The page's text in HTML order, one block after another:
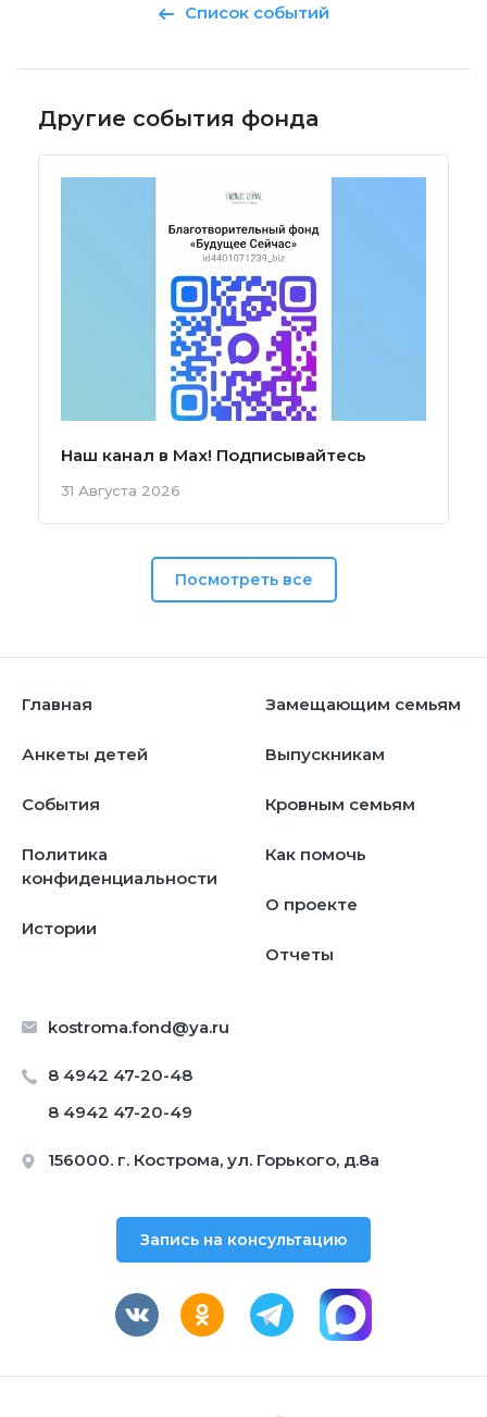
Список событий
Другие события фонда
Наш канал в Мах! Подписывайтесь
31 Августа 2026
Посмотреть все
kostroma.fond@ya.ru
8 4942 47-20-48
8 4942 47-20-49
156000. г. Кострома, ул. Горького, д.8а
Главная
Анкеты детей
События
Политика
конфиденциальности
Истории
Замещающим семьям
Выпускникам
Кровным семьям
Как помочь
О проекте
Отчеты
Запись на консультацию